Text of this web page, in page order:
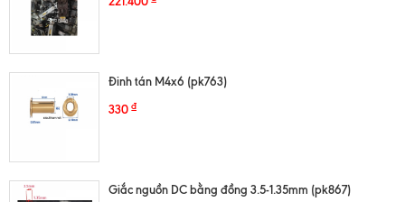
Đinh tán M4x6 (pk763)
330 ₫
Giắc nguồn DC bằng đồng 3.5-1.35mm (pk867)